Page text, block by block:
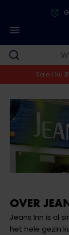
Sale | Nu
OVER
Jeans Inn is al
het hele gezin